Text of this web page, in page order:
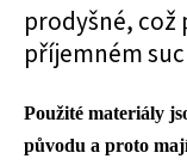
prodyšné, což
příjemném
Použité materiály
původu a proto